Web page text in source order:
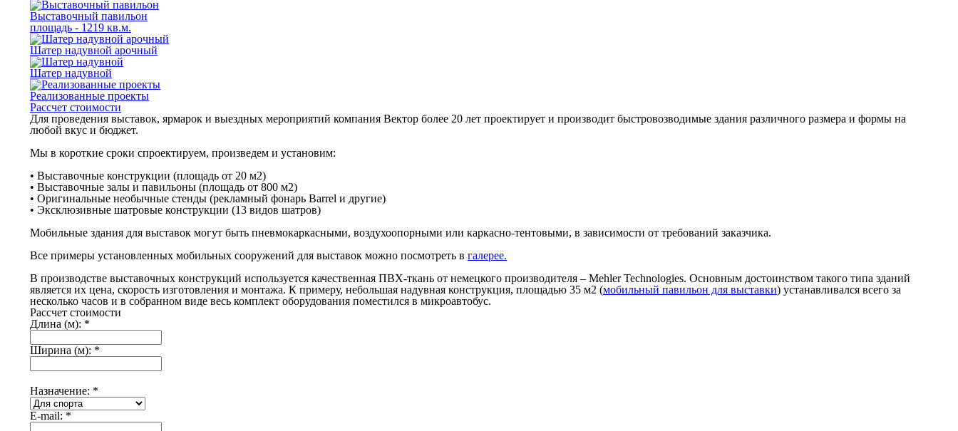
Выставочный павильон
площадь - 1219 кв.м.
Шатер надувной арочный
Шатер надувной
Реализованные проекты
Рассчет стоимости
Для проведения выставок, ярмарок и выездных мероприятий компания Вектор более 20 лет проектирует и производит быстровозводимые здания различного размера и формы на
любой вкус и бюджет.
Мы в короткие сроки спроектируем, произведем и установим:
• Выставочные конструкции (площадь от 20 м2)
• Выставочные залы и павильоны (площадь от 800 м2)
• Оригинальные необычные стенды (рекламный фонарь Barrel и другие)
• Эксклюзивные шатровые конструкции (13 видов шатров)
Мобильные здания для выставок могут быть пневмокаркасными, воздухоопорными или каркасно-тентовыми, в зависимости от требований заказчика.
Все примеры установленных мобильных сооружений для выставок можно посмотреть в галерее.
В производстве выставочных конструкций используется качественная ПВХ-ткань от немецкого производителя – Mehler Technologies. Основным достоинством такого типа зданий
является их цена, скорость изготовления и монтажа. К примеру, небольшая надувная конструкция, площадью 35 м2 (мобильный павильон для выставки) устанавливался всего за
несколько часов и в собранном виде весь комплект оборудования поместился в микроавтобус.
Рассчет стоимости
Длина (м): *
Ширина (м): *
Назначение: *
E-mail: *